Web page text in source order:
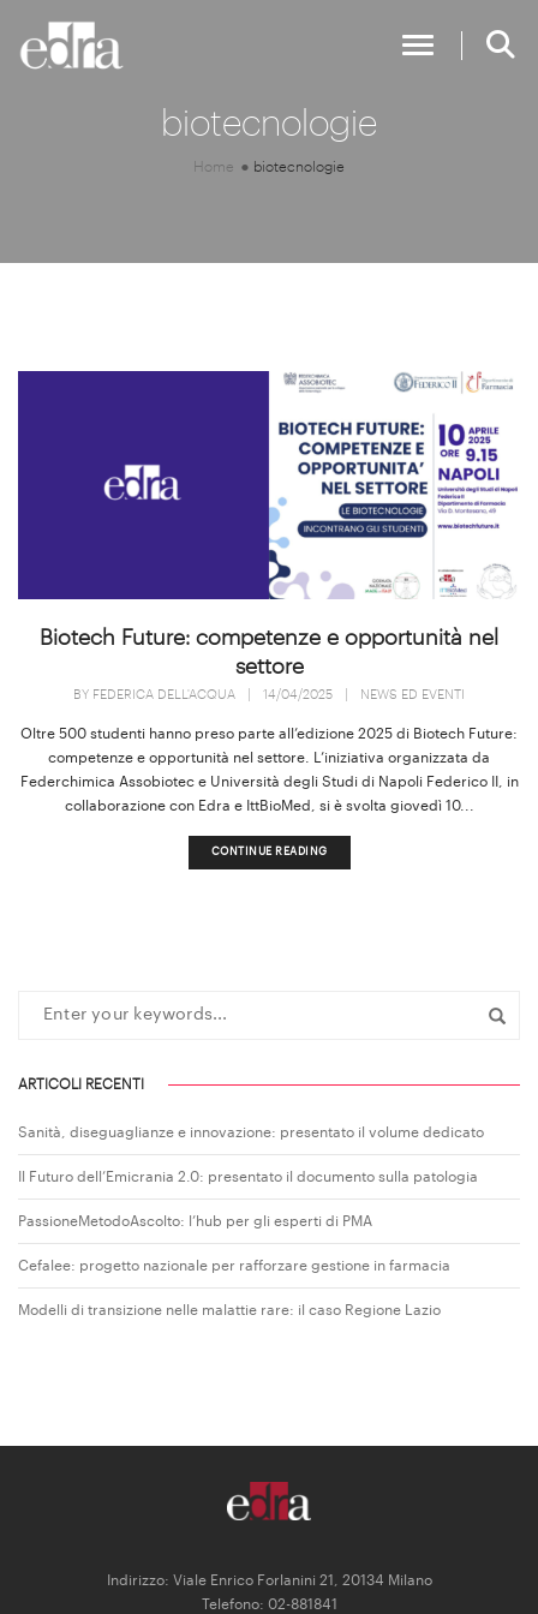
Toggle
biotecnologie
Home biotecnologie
Biotech Future: competenze e opportunità nel
settore
BY FEDERICA DELL'ACQUA 14/04/2025 NEWS ED EVENTI
Oltre 500 studenti hanno preso parte all’edizione 2025 di Biotech Future:
competenze e opportunità nel settore. L’iniziativa organizzata da
Federchimica Assobiotec e Università degli Studi di Napoli Federico II, in
collaborazione con Edra e IttBioMed, si è svolta giovedì 10...
CONTINUE READING
ARTICOLI RECENTI
Sanità, diseguaglianze e innovazione: presentato il volume dedicato
Il Futuro dell’Emicrania 2.0: presentato il documento sulla patologia
PassioneMetodoAscolto: l’hub per gli esperti di PMA
Cefalee: progetto nazionale per rafforzare gestione in farmacia
Modelli di transizione nelle malattie rare: il caso Regione Lazio
Indirizzo: Viale Enrico Forlanini 21, 20134 Milano
Telefono: 02-881841